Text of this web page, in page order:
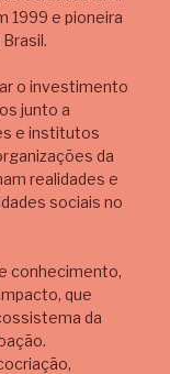
1999 e pioneira
o investimento
junto a
e institutos
da
realidades e
sociais no
conhecimento,
que
da